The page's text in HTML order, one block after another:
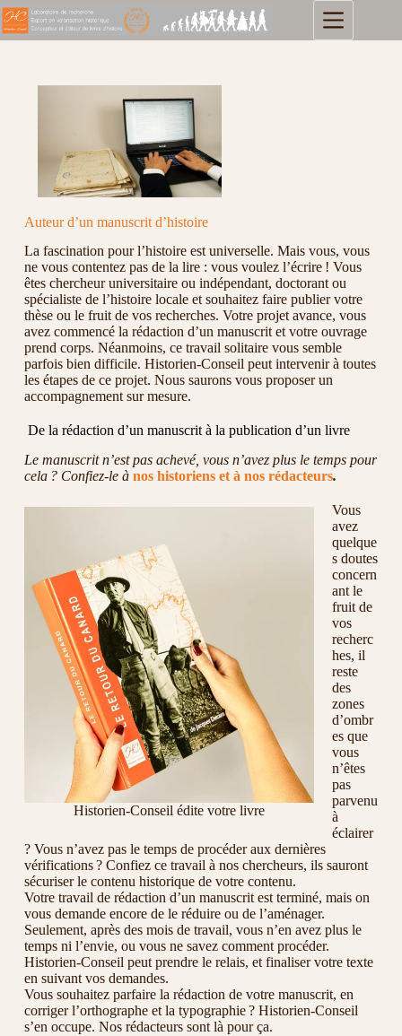
Auteur d’un manuscrit d’histoire
La fascination pour l’histoire est universelle. Mais vous, vous
ne vous contentez pas de la lire : vous voulez l’écrire ! Vous
êtes chercheur universitaire ou indépendant, doctorant ou
spécialiste de l’histoire locale et souhaitez faire publier votre
thèse ou le fruit de vos recherches. Votre projet avance, vous
avez commencé la rédaction d’un manuscrit et votre ouvrage
prend corps. Néanmoins, ce travail solitaire vous semble
parfois bien difficile. Historien-Conseil peut intervenir à toutes
les étapes de ce projet. Nous saurons vous proposer un
accompagnement sur mesure.
De la rédaction d’un manuscrit à la publication d’un livre
Le manuscrit n’est pas achevé, vous n’avez plus le temps pour
cela ? Confiez-le à nos historiens et à nos rédacteurs.
Historien-Conseil édite votre livre
Vous
avez
quelque
s doutes
concern
ant le
fruit de
vos
recherc
hes, il
reste
des
zones
d’ombr
es que
vous
n’êtes
pas
parvenu
à
éclairer
? Vous n’avez pas le temps de procéder aux dernières
vérifications ? Confiez ce travail à nos chercheurs, ils sauront
sécuriser le contenu historique de votre contenu.
Votre travail de rédaction d’un manuscrit est terminé, mais on
vous demande encore de le réduire ou de l’aménager.
Seulement, après des mois de travail, vous n’en avez plus le
temps ni l’envie, ou vous ne savez comment procéder.
Historien-Conseil peut prendre le relais, et finaliser votre texte
en suivant vos demandes.
Vous souhaitez parfaire la rédaction de votre manuscrit, en
corriger l’orthographe et la typographie ? Historien-Conseil
s’en occupe. Nos rédacteurs sont là pour ça.